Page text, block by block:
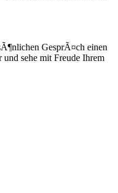
GesprÃ¤ch einen
sehe mit Freude Ihrem